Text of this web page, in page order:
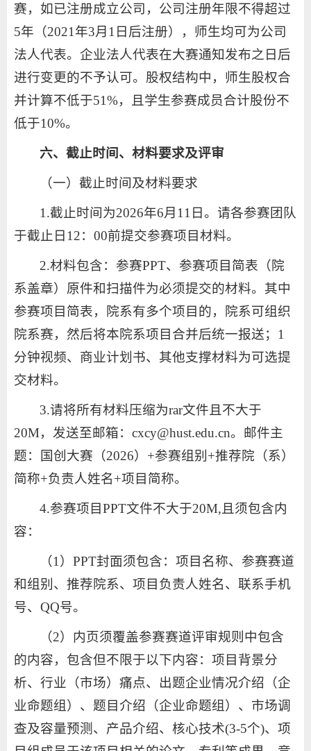
赛，如已注册成立公司，公司注册年限不得超过
5年（2021年3月1日后注册），师生均可为公司
法人代表。企业法人代表在大赛通知发布之日后
进行变更的不予认可。股权结构中，师生股权合
并计算不低于51%，且学生参赛成员合计股份不
低于10%。
六、截止时间、材料要求及评审
（一）截止时间及材料要求
1.截止时间为2026年6月11日。请各参赛团队
于截止日12：00前提交参赛项目材料。
2.材料包含：参赛PPT、参赛项目简表（院
系盖章）原件和扫描件为必须提交的材料。其中
参赛项目简表，院系有多个项目的，院系可组织
院系赛，然后将本院系项目合并后统一报送；1
分钟视频、商业计划书、其他支撑材料为可选提
交材料。
3.请将所有材料压缩为rar文件且不大于
20M，发送至邮箱：cxcy@hust.edu.cn。邮件主
题：国创大赛（2026）+参赛组别+推荐院（系）
简称+负责人姓名+项目简称。
4.参赛项目PPT文件不大于20M,且须包含内
容：
（1）PPT封面须包含：项目名称、参赛赛道
和组别、推荐院系、项目负责人姓名、联系手机
号、QQ号。
（2）内页须覆盖参赛赛道评审规则中包含
的内容，包含但不限于以下内容：项目背景分
析、行业（市场）痛点、出题企业情况介绍（企
业命题组）、题目介绍（企业命题组）、市场调
查及容量预测、产品介绍、核心技术(3-5个)、项